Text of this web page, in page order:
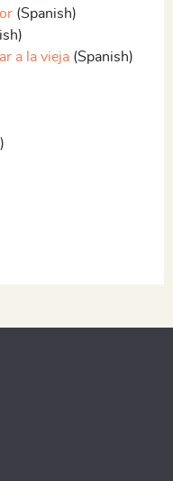
(Spanish)
a la vieja (Spanish)